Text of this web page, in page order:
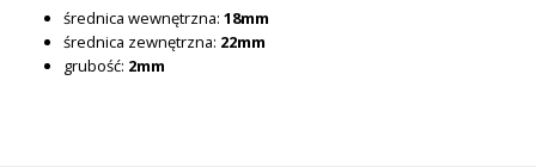
średnica wewnętrzna:18mm
średnica zewnętrzna: 22mm
grubość: 2mm